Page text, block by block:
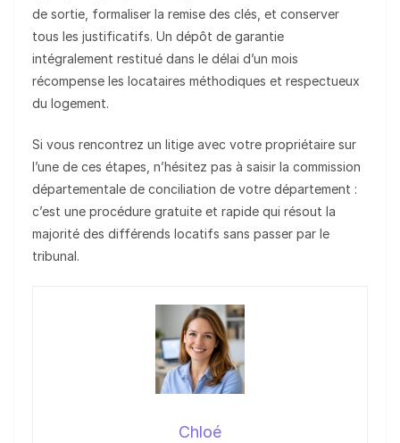
de sortie, formaliser la remise des clés, et conserver
tous les justificatifs. Un dépôt de garantie
intégralement restitué dans le délai d’un mois
récompense les locataires méthodiques et respectueux
du logement.
Si vous rencontrez un litige avec votre propriétaire sur
l’une de ces étapes, n’hésitez pas à saisir la commission
départementale de conciliation de votre département :
c’est une procédure gratuite et rapide qui résout la
majorité des différends locatifs sans passer par le
tribunal.
Chloé